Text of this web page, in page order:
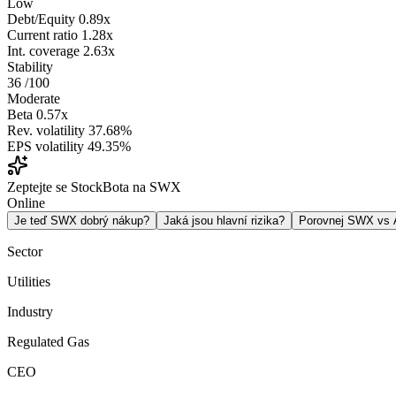
Low
Debt/Equity 0.89x
Current ratio 1.28x
Int. coverage 2.63x
Stability
36 /100
Moderate
Beta 0.57x
Rev. volatility 37.68%
EPS volatility 49.35%
Zeptejte se StockBota na SWX
Online
Je teď SWX dobrý nákup? Jaká jsou hlavní rizika? Porovnej SWX vs
Sector
Utilities
Industry
Regulated Gas
CEO